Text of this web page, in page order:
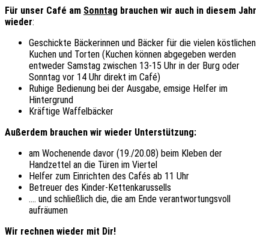
Für unser Café am Sonntag brauchen wir auch in diesem Jahr
wieder:
Geschickte Bäckerinnen und Bäcker für die vielen köstlichen
Kuchen und Torten (Kuchen können abgegeben werden
entweder Samstag zwischen 13-15 Uhr in der Burg oder
Sonntag vor 14 Uhr direkt im Café)
Ruhige Bedienung bei der Ausgabe, emsige Helfer im
Hintergrund
Kräftige Waffelbäcker
Außerdem brauchen wir wieder Unterstützung:
am Wochenende davor (19./20.08) beim Kleben der
Handzettel an die Türen im Viertel
Helfer zum Einrichten des Cafés ab 11 Uhr
Betreuer des Kinder-Kettenkarussells
…. und schließlich die, die am Ende verantwortungsvoll
aufräumen
Wir rechnen wieder mit Dir!